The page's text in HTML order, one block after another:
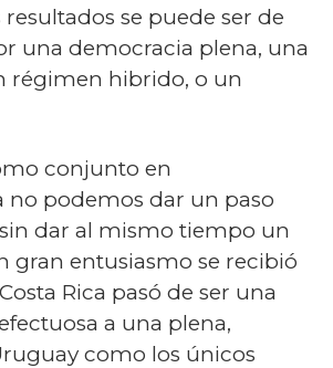
se puede ser de
una democracia plena, una
régimen hibrido, o un
conjunto en
no podemos dar un paso
dar al mismo tiempo un
gran entusiasmo se recibió
Rica pasó de ser una
a una plena,
como los únicos